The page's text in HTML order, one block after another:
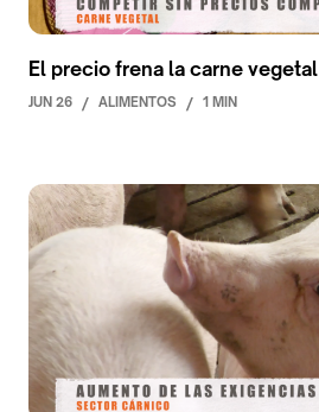
El precio frena la carne vegetal
JUN 26 / ALIMENTOS / 1 MIN